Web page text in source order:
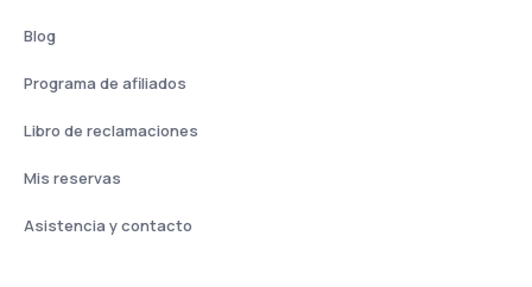
Blog
Programa de afiliados
Libro de reclamaciones
Mis reservas
Asistencia y contacto